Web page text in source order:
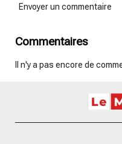
Envoyer un commentaire
Commentaires
Il n'y a pas encore de